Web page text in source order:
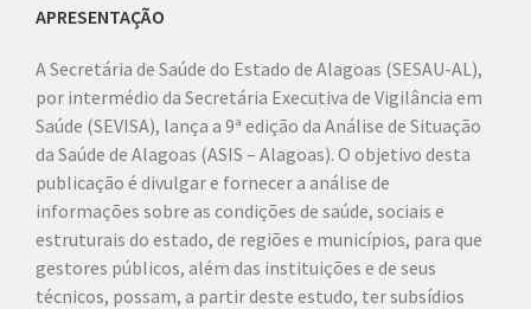
APRESENTAÇÃO
A Secretária de Saúde do Estado de Alagoas (SESAU-AL),
por intermédio da Secretária Executiva de Vigilância em
Saúde (SEVISA), lança a 9ª edição da Análise de Situação
da Saúde de Alagoas (ASIS – Alagoas). O objetivo desta
publicação é divulgar e fornecer a análise de
informações sobre as condições de saúde, sociais e
estruturais do estado, de regiões e municípios, para que
gestores públicos, além das instituições e de seus
técnicos, possam, a partir deste estudo, ter subsídios